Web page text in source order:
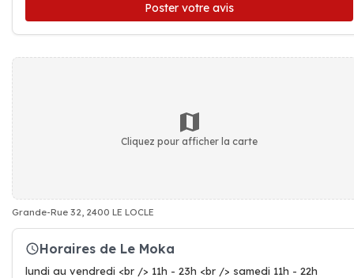
Poster votre avis
Cliquez pour afficher la carte
Grande-Rue 32, 2400 LE LOCLE
Horaires de Le Moka
lundi au vendredi <br /> 11h - 23h <br /> samedi 11h - 22h